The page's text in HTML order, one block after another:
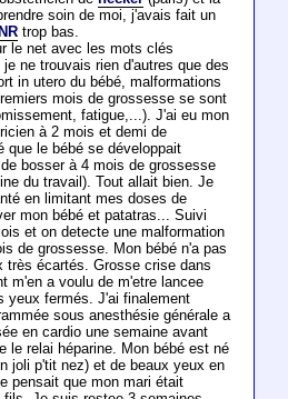
soin de moi, j'avais fait un
INRtrop bas.
le net avec les mots clés
ne trouvais rien d'autres que des
in utero du bébé, malformations
mois de grossesse se sont
fatigue,...). J'ai eu mon
à 2 mois et demi de
que le bébé se développait
bosser à 4 mois de grossesse
du travail). Tout allait bien. Je
en limitant mes doses de
mon bébé et patatras... Suivi
et on detecte une malformation
de grossesse. Mon bébé n'a pas
très écartés. Grosse crise dans
m'en a voulu de m'etre lancee
yeux fermés. J'ai finalement
sous anesthésie générale a
en cardio une semaine avant
le relai héparine. Mon bébé est né
joli p'tit nez) et de beaux yeux en
pensait que mon mari était